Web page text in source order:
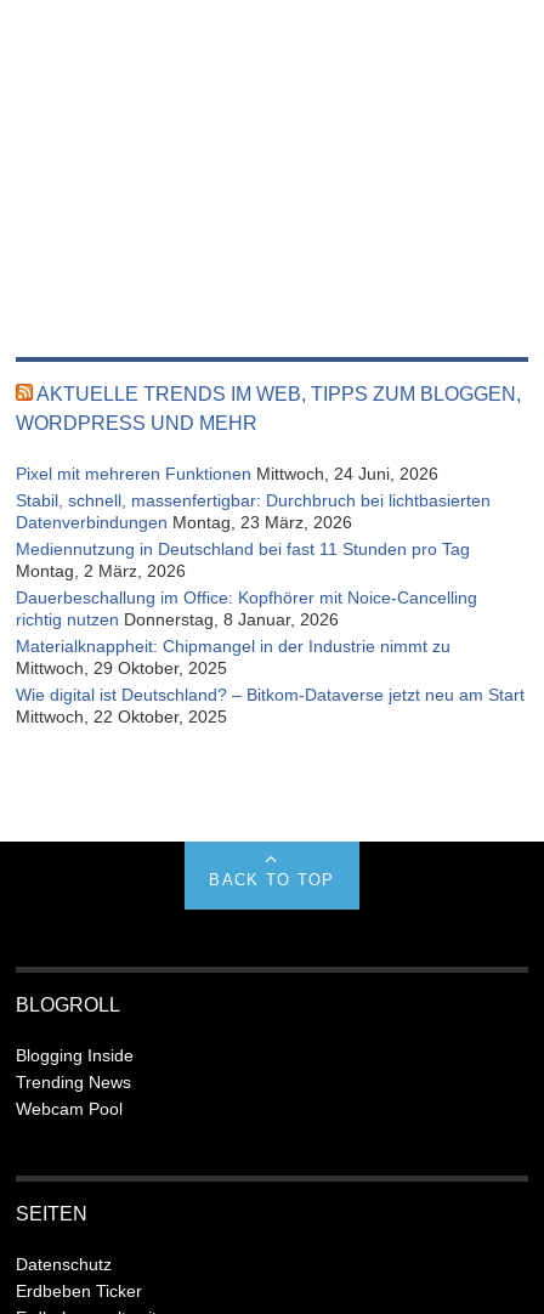
AKTUELLE TRENDS IM WEB, TIPPS ZUM BLOGGEN,
WORDPRESS UND MEHR
Pixel mit mehreren Funktionen Mittwoch, 24 Juni, 2026
Stabil, schnell, massenfertigbar: Durchbruch bei lichtbasierten
Datenverbindungen Montag, 23 März, 2026
Mediennutzung in Deutschland bei fast 11 Stunden pro Tag
Montag, 2 März, 2026
Dauerbeschallung im Office: Kopfhörer mit Noice-Cancelling
richtig nutzen Donnerstag, 8 Januar, 2026
Materialknappheit: Chipmangel in der Industrie nimmt zu
Mittwoch, 29 Oktober, 2025
Wie digital ist Deutschland? – Bitkom-Dataverse jetzt neu am Start
Mittwoch, 22 Oktober, 2025
BACK TO TOP
BLOGROLL
Blogging Inside
Trending News
Webcam Pool
SEITEN
Datenschutz
Erdbeben Ticker